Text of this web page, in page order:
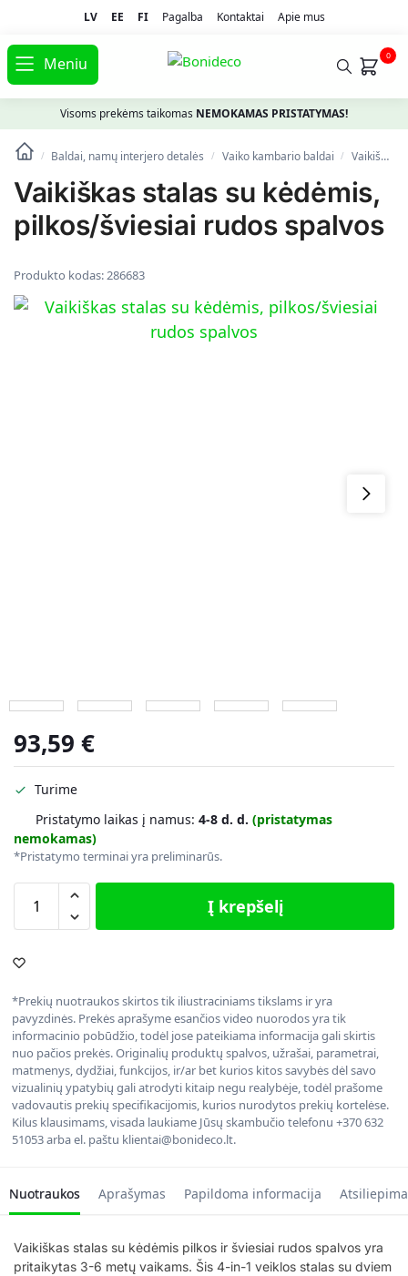
LV EE FI Pagalba Kontaktai Apie mus
Meniu 0
Visoms prekėms taikomas NEMOKAMAS PRISTATYMAS!
/ Baldai, namų interjero detalės / Vaiko kambario baldai / Vaikiškos kėdutės ir staliukai
Vaikiškas stalas su kėdėmis,
pilkos/šviesiai rudos spalvos
Produkto kodas:286683
93,59 €
Turime
Pristatymo laikas į namus: 4-8 d. d. (pristatymas
nemokamas)
*Pristatymo terminai yra preliminarūs.
Į krepšelį
*Prekių nuotraukos skirtos tik iliustraciniams tikslams ir yra
pavyzdinės. Prekės aprašyme esančios video nuorodos yra tik
informacinio pobūdžio, todėl jose pateikiama informacija gali skirtis
nuo pačios prekės. Originalių produktų spalvos, užrašai, parametrai,
matmenys, dydžiai, funkcijos, ir/ar bet kurios kitos savybės dėl savo
vizualinių ypatybių gali atrodyti kitaip negu realybėje, todėl prašome
vadovautis prekių specifikacijomis, kurios nurodytos prekių kortelėse.
Kilus klausimams, visada laukiame Jūsų skambučio telefonu +370 632
51053 arba el. paštu klientai@bonideco.lt.
Nuotraukos Aprašymas Papildoma informacija
Vaikiškas stalas su kėdėmis pilkos ir šviesiai rudos spalvos yra
pritaikytas 3-6 metų vaikams. Šis 4-in-1 veiklos stalas su dviem